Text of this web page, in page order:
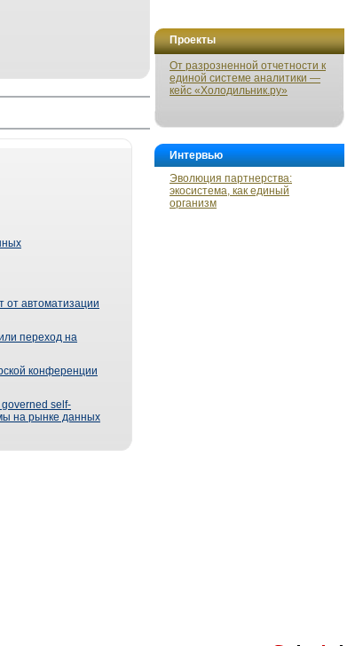
Проекты
От разрозненной отчетности к
единой системе аналитики —
кейс «Холодильник.ру»
Интервью
Эволюция партнерства:
экосистема, как единый
организм
от автоматизации
переход на
конференции
governed self-
на рынке данных